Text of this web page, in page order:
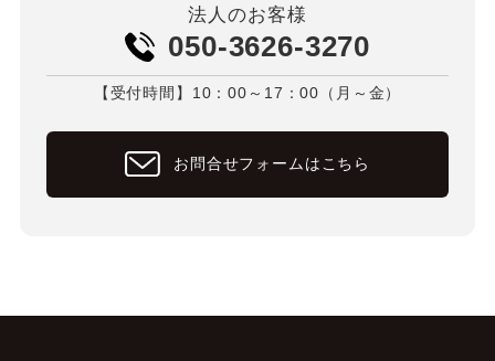
法人のお客様
050-3626-3270
【受付時間】10：00～17：00（月～金）
お問合せフォームはこちら